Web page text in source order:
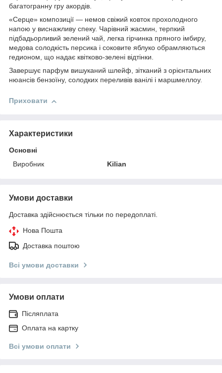
багатогранну гру акордів.
«Серце» композиції — немов свіжий ковток прохолодного
напою у виснажливу спеку. Чарівний жасмин, терпкий
підбадьорливий зелений чай, легка гірчинка пряного імбиру,
медова солодкість персика і соковите яблуко обрамляються
гедионом, що надає квітково-зелені відтінки.
Завершує парфум вишуканий шлейф, зітканий з орієнтальних
нюансів бензоїну, солодких переливів ванілі і маршмеллоу.
Приховати
Характеристики
Основні
Виробник
Kilian
Умови доставки
Доставка здійснюється тільки по передоплаті.
Нова Пошта
Доставка поштою
Всі умови доставки
Умови оплати
Післяплата
Оплата на картку
Всі умови оплати